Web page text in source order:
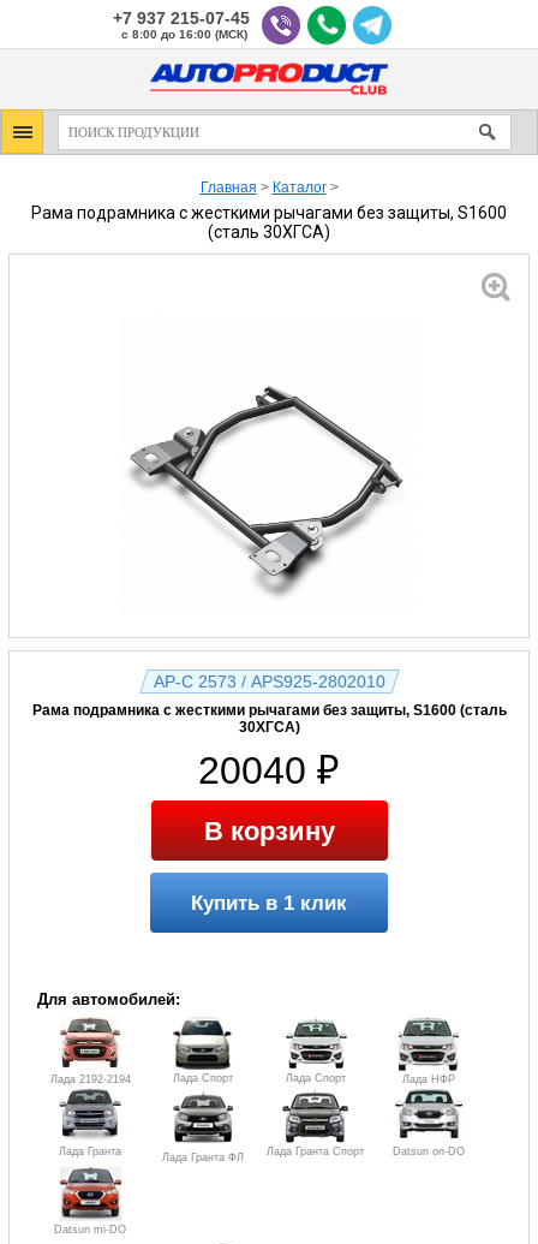
+7 937 215-07-45
с 8:00 до 16:00 (МСК)
Главная > Каталог>
Рама подрамника с жесткими рычагами без защиты, S1600
(сталь 30ХГСА)
AP-С 2573 / APS925-2802010
Рама подрамника с жесткими рычагами без защиты, S1600 (сталь
30ХГСА)
20040 ₽
В корзину
Купить в 1 клик
Для автомобилей:
Лада 2192-2194 Лада Спорт Лада Спорт Лада НФР
Лада Гранта Лада Гранта ФЛ Лада Гранта Спорт Datsun on-DO
Datsun mi-DO